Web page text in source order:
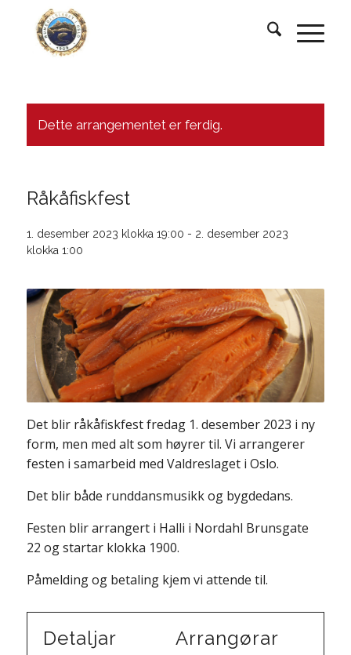
Dette arrangementet er ferdig.
Råkåfiskfest
1. desember 2023 klokka 19:00 - 2. desember 2023
klokka 1:00
Det blir råkåfiskfest fredag 1. desember 2023 i ny
form, men med alt som høyrer til. Vi arrangerer
festen i samarbeid med Valdreslaget i Oslo.
Det blir både runddansmusikk og bygdedans.
Festen blir arrangert i Halli i Nordahl Brunsgate
22 og startar klokka 1900.
Påmelding og betaling kjem vi attende til.
Detaljar Arrangørar